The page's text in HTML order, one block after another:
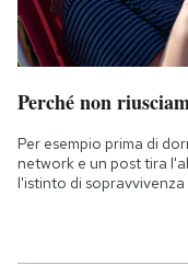
Perché non
Per esempio prima di
network e un post tira
l'istinto di sopravvivenza